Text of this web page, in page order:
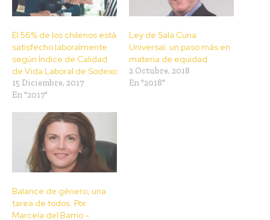
El 56% de los chilenos está
satisfecho laboralmente
según Índice de Calidad
de Vida Laboral de Sodexo
15 Diciembre, 2017
En "2017"
Ley de Sala Cuna
Universal: un paso más en
materia de equidad
2 Octubre, 2018
En "2018"
Balance de género, una
tarea de todos. Por
Marcela del Barrio –